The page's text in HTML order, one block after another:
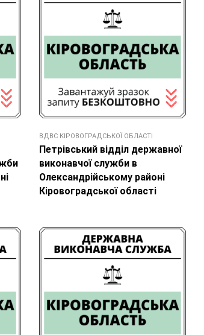
ВДВС КІРОВОГРАДСЬКОЇ ОБЛАСТІ
Петрівський відділ державної
виконавчої служби в
Олександрійському районі
Кіровоградської області